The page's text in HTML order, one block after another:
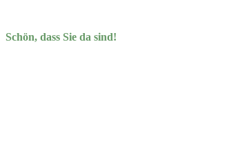
Schön, dass Sie da sind!